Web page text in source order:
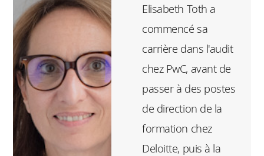
Elisabeth Toth a
commencé sa
carrière dans l'audit
chez PwC, avant de
passer à des postes
de direction de la
formation chez
Deloitte, puis à la